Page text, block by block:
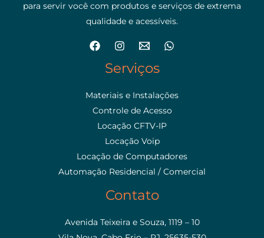
para servir você com produtos e serviços de extrema
qualidade e acessíveis.
Serviços
Materiais e Instalações
Controle de Acesso
Locação CFTV-IP
Locação Voip
Locação de Computadores
Automação Residencial / Comercial
Contato
Avenida Teixeira e Souza, 1119 – 10